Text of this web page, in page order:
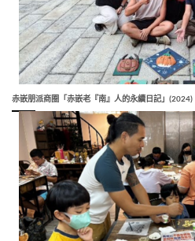
赤嵌朋派商圈「赤嵌老『南』人的永續日記」(2024)